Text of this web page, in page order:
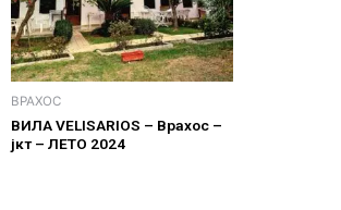
ВРАХОС
ВИЛА VELISARIOS – Врахос –
јкт – ЛЕТО 2024